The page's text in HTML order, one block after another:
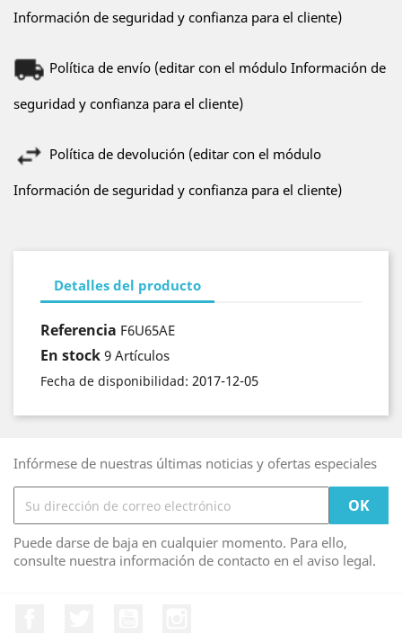
Información de seguridad y confianza para el cliente)
Política de envío (editar con el módulo Información de
seguridad y confianza para el cliente)
Política de devolución (editar con el módulo
Información de seguridad y confianza para el cliente)
Detalles del producto
Referencia F6U65AE
En stock 9 Artículos
Fecha de disponibilidad: 2017-12-05
Infórmese de nuestras últimas noticias y ofertas especiales
Puede darse de baja en cualquier momento. Para ello,
consulte nuestra información de contacto en el aviso legal.